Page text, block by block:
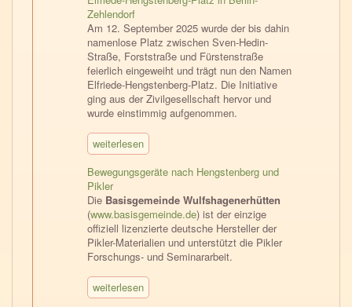
Zehlendorf
Am 12. September 2025 wurde der bis dahin
namenlose Platz zwischen Sven-Hedin-
Straße, Forststraße und Fürstenstraße
feierlich eingeweiht und trägt nun den Namen
Elfriede-Hengstenberg-Platz. Die Initiative
ging aus der Zivilgesellschaft hervor und
wurde einstimmig aufgenommen.
weiterlesen
Bewegungsgeräte nach Hengstenberg und
Pikler
Die Basisgemeinde Wulfshagenerhütten
(www.basisgemeinde.de) ist der einzige
offiziell lizenzierte deutsche Hersteller der
Pikler-Materialien und unterstützt die Pikler
Forschungs- und Seminararbeit.
weiterlesen